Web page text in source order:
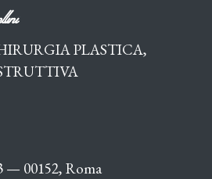
PLASTICA,
— 00152, Roma